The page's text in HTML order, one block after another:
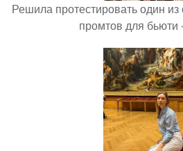
Решила протестировать один
промтов для бьюти